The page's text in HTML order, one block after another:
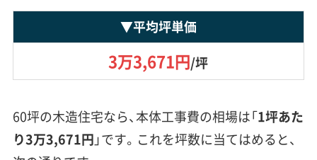
▼平均坪単価
3万3,671円/坪
60坪の木造住宅なら、本体工事費の相場は「1坪あた
り3万3,671円」です。これを坪数に当てはめると、